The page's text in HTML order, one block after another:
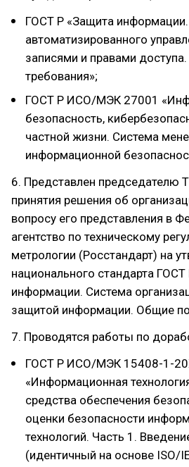
ГОСТ Р «Защита
автоматизированного
записями и правами
требования»;
ГОСТ Р ИСО/МЭК 27001
безопасность,
частной жизни. Система
информационной
6. Представлен председателю
принятия решения об
вопросу его представления в
агентство по техническому
метрологии (Росстандарт) на
национального стандарта
информации. Система
защитой информации. Общие
7. Проводятся работы по
ГОСТ Р ИСО/МЭК 15408-1-
«Информационная
средства обеспечения
оценки безопасности
технологий. Часть 1.
(идентичный на основе ISO/